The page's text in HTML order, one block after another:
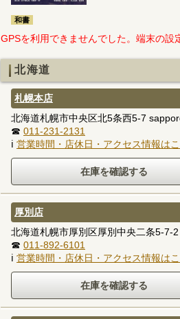
和書
GPSを利用できませんでした。端末の設
北海道
札幌本店
北海道札幌市中央区北5条西5-7
☎ 011-231-2131
ℹ 営業時間・店休日・アクセス情報は
厚別店
北海道札幌市厚別区厚別中央二条5-7-
☎ 011-892-6101
ℹ 営業時間・店休日・アクセス情報は